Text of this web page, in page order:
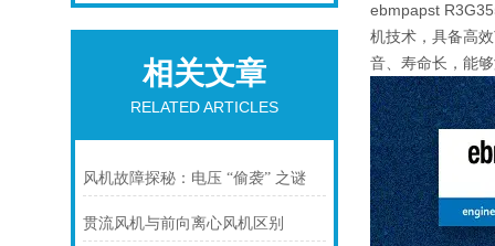
相关文章
RELATED ARTICLES
风机故障探秘：电压 “偷袭” 之谜
贯流风机与前向离心风机区别
ebmpapst
机技术，具备高
音、寿命长，能